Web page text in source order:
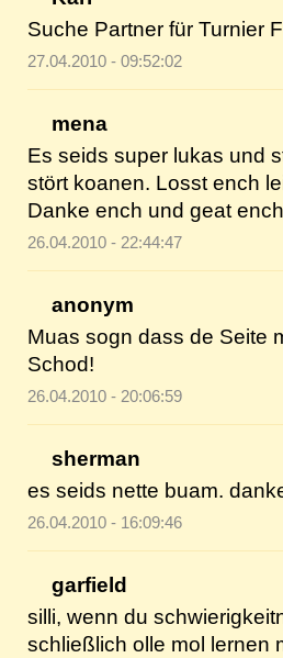
Suche Partner für Turnier
27.04.2010 - 09:52:02
mena
Es seids super lukas und
stört koanen. Losst ench
Danke ench und geat
26.04.2010 - 22:44:47
anonym
Muas sogn dass de Seite
Schod!
26.04.2010 - 20:06:59
sherman
es seids nette buam.
26.04.2010 - 16:09:46
garfield
silli, wenn du
schließlich olle mol lernen